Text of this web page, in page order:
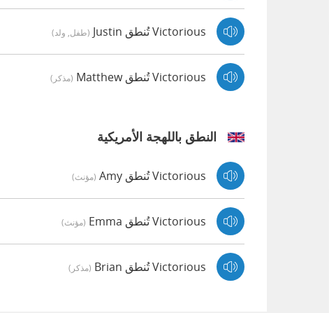
Victorious تُنطق Justin (طفل, ولد)
Victorious تُنطق Matthew (مذكر)
النطق باللهجة الأمريكية
Victorious تُنطق Amy (مؤنث)
Victorious تُنطق Emma (مؤنث)
Victorious تُنطق Brian (مذكر)